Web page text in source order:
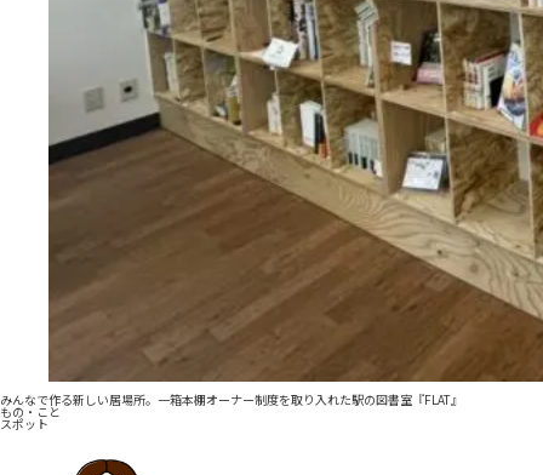
みんなで作る新しい居場所。一箱本棚オーナー制度を取り入れた駅の図書室『FLAT』
もの・こと
スポット